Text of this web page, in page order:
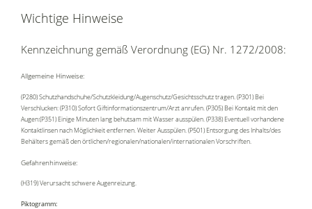
Wichtige Hinweise
Kennzeichnung gemäß Verordnung (EG) Nr. 1272/2008:
Allgemeine Hinweise:
(P280) Schutzhandschuhe/Schutzkleidung/Augenschutz/Gesichtsschutz tragen. (P301) Bei
Verschlucken: (P310) Sofort Giftinformationszentrum/Arzt anrufen. (P305) Bei Kontakt mit den
Augen:(P351) Einige Minuten lang behutsam mit Wasser ausspülen. (P338) Eventuell vorhandene
Kontaktlinsen nach Möglichkeit entfernen. Weiter Ausspülen. (P501) Entsorgung des Inhalts/des
Behälters gemäß den örtlichen/regionalen/nationalen/internationalen Vorschriften.
Gefahrenhinweise:
(H319) Verursacht schwere Augenreizung.
Piktogramm: